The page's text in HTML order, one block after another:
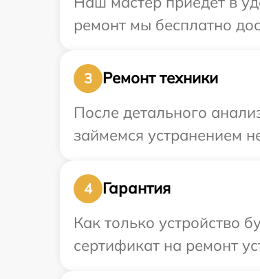
ремонт мы бесплатно
3
Ремонт техники
После детального
займемся устранением
4
Гарантия
Как только устройство
сертификат на ремонт